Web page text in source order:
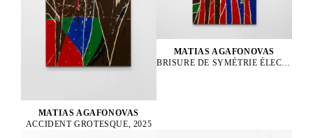
MATIAS AGAFONOVAS
ACCIDENT GROTESQUE, 2025
MATIAS AGAFONOVAS
BRISURE DE SYMÉTRIE ÉLECTROFAIBLE, 2025